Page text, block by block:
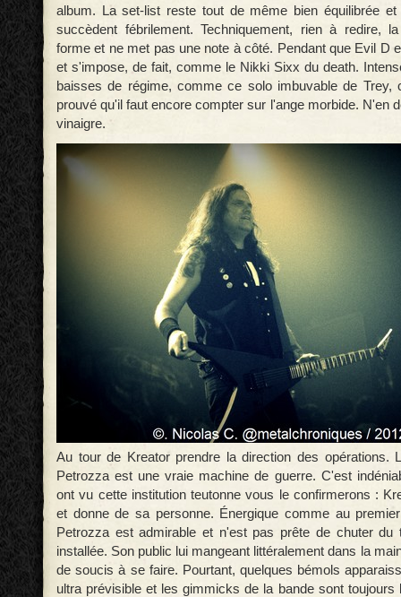
album. La set-list reste tout de même bien équilibrée
succèdent fébrilement. Techniquement, rien à redire,
forme et ne met pas une note à côté. Pendant que Evil D
et s'impose, de fait, comme le Nikki Sixx du death.
baisses de régime, comme ce solo imbuvable de Trey,
prouvé qu'il faut encore compter sur l'ange morbide. N'en
vinaigre.
Au tour de Kreator prendre la direction des opérations.
Petrozza est une vraie machine de guerre. C'est
ont vu cette institution teutonne vous le confirmerons :
et donne de sa personne. Énergique comme au
Petrozza est admirable et n'est pas prête de chuter du
installée. Son public lui mangeant littéralement dans la
de soucis à se faire. Pourtant, quelques bémols
ultra prévisible et les gimmicks de la bande sont toujours